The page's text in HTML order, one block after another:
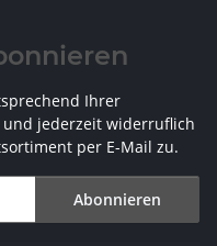
Ihrer
und jederzeit widerruflich
per E-Mail zu.
Abonnieren